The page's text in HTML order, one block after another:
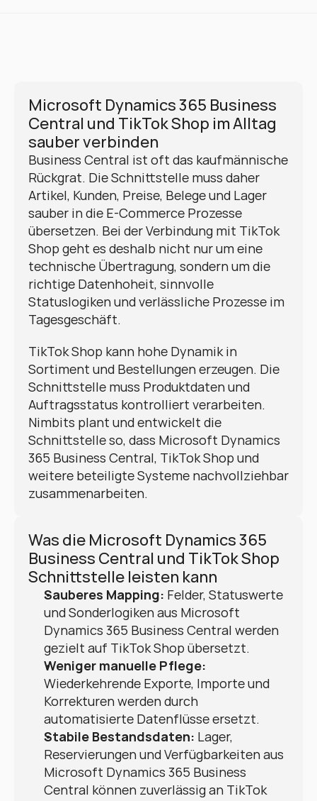
Microsoft Dynamics 365 Business
Central und TikTok Shop im Alltag
sauber verbinden
Business Central ist oft das kaufmännische
Rückgrat. Die Schnittstelle muss daher
Artikel, Kunden, Preise, Belege und Lager
sauber in die E-Commerce Prozesse
übersetzen. Bei der Verbindung mit TikTok
Shop geht es deshalb nicht nur um eine
technische Übertragung, sondern um die
richtige Datenhoheit, sinnvolle
Statuslogiken und verlässliche Prozesse im
Tagesgeschäft.
TikTok Shop kann hohe Dynamik in
Sortiment und Bestellungen erzeugen. Die
Schnittstelle muss Produktdaten und
Auftragsstatus kontrolliert verarbeiten.
Nimbits plant und entwickelt die
Schnittstelle so, dass Microsoft Dynamics
365 Business Central, TikTok Shop und
weitere beteiligte Systeme nachvollziehbar
zusammenarbeiten.
Was die Microsoft Dynamics 365
Business Central und TikTok Shop
Schnittstelle leisten kann
Sauberes Mapping: Felder, Statuswerte
und Sonderlogiken aus Microsoft
Dynamics 365 Business Central werden
gezielt auf TikTok Shop übersetzt.
Weniger manuelle Pflege:
Wiederkehrende Exporte, Importe und
Korrekturen werden durch
automatisierte Datenflüsse ersetzt.
Stabile Bestandsdaten: Lager,
Reservierungen und Verfügbarkeiten aus
Microsoft Dynamics 365 Business
Central können zuverlässig an TikTok